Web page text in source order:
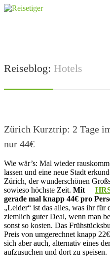
Reiseblog: Hotels
Zürich Kurztrip: 2 Tage
nur 44€
Wie wär’s: Mal wieder
lassen und eine neue Stadt
Zürich, der wunderschönen
sowieso höchste Zeit. Mit
gerade mal knapp 44€ pro
„Leider“ ist das alles, was ihr für
ziemlich guter Deal, wenn man
sonst so kosten. Das
Preis von umgerechnet knapp
sich aber auch, alternativ eines
aufzusuchen und dort zu speisen.